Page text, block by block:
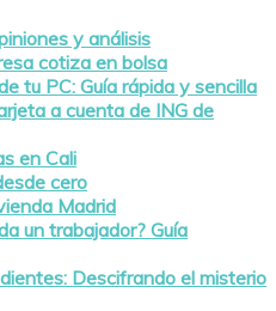
y análisis
cotiza en bolsa
tu PC: Guía rápida y sencilla
a cuenta de ING de
en Cali
cero
Madrid
un trabajador? Guía
Descifrando el misterio